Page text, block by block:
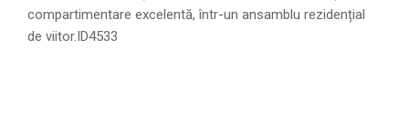
compartimentare excelentă, într-un ansamblu rezidențial
de viitor.ID4533